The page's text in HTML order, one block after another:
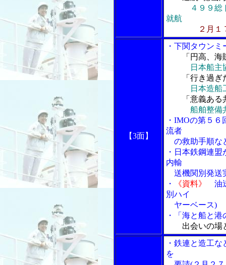
４９９総
就航
２月１
【3面】
・下関タウン
「円高、
日本船
「行き過ぎた
日本造
「意義ある
船舶整備
・IMOの第５
流者
の救助手順な
・日本鉄鋼連
内輸
送機関別発送
・
《資料》
油
別ハイ
ヤーベース)
・「海と船と
出会いの
・鉄連と造工
を